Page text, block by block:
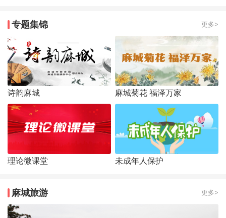
专题集锦 更多>
诗韵麻城 麻城菊花 福泽万家
理论微课堂 未成年人保护
麻城旅游 更多>